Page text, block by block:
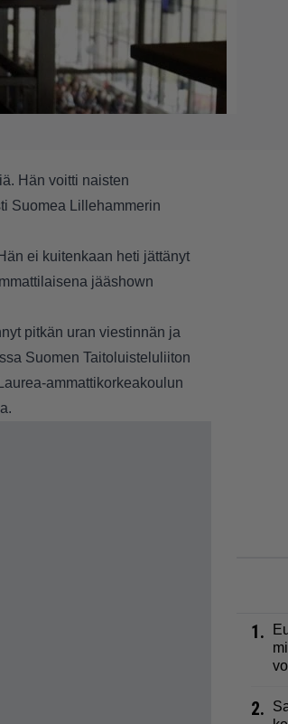
Hän voitti naisten
Suomea Lillehammerin
ei kuitenkaan heti jättänyt
jääshown
pitkän uran viestinnän ja
Suomen Taitoluisteluliiton
ammattikorkeakoulun
1.
2.